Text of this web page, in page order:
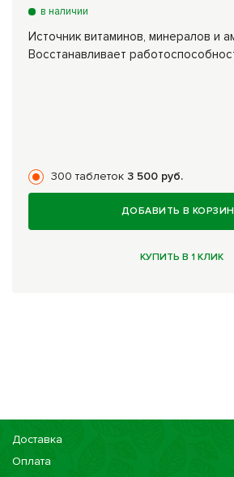
в наличии
Источник витаминов, минералов и
Восстанавливает
300 таблеток 3 500 руб.
ДОБАВИТЬ В
КУПИТЬ В 1 КЛИК
Доставка
Оплата